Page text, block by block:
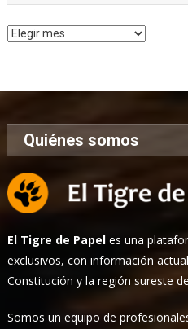
Archivo
Quiénes somos
El Tigre de Papel es una
exclusivos, con información
Constitución y la región sureste
Somos un equipo de